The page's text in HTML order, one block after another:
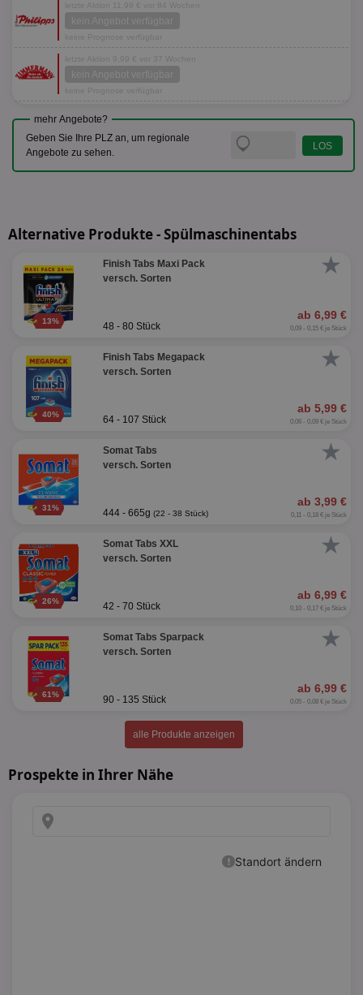
letzte Aktion 11,99 € vor 84 Wochen
kein Angebot verfügbar
keine Prognose verfügbar
letzte Aktion 9,99 € vor 37 Wochen
kein Angebot verfügbar
keine Prognose verfügbar
mehr Angebote?
Geben Sie Ihre PLZ an, um regionale
Angebote zu sehen.
Alternative Produkte - Spülmaschinentabs
★
13%
Finish Tabs Maxi Pack
versch. Sorten
ab 6,99 €
48 - 80 Stück 0,09 - 0,15 € je Stück
★
40%
Finish Tabs Megapack
versch. Sorten
ab 5,99 €
64 - 107 Stück 0,06 - 0,09 € je Stück
★
31%
Somat Tabs
versch. Sorten
ab 3,99 €
444 - 665g (22 - 38 Stück) 0,11 - 0,18 € je Stück
★
26%
Somat Tabs XXL
versch. Sorten
ab 6,99 €
42 - 70 Stück 0,10 - 0,17 € je Stück
★
61%
Somat Tabs Sparpack
versch. Sorten
ab 6,99 €
90 - 135 Stück 0,05 - 0,08 € je Stück
alle Produkte anzeigen
Prospekte in Ihrer Nähe